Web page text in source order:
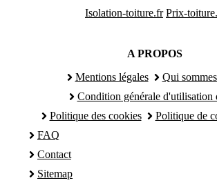
Isolation-toiture.fr Prix-
A PROPOS
Mentions légales
Qui
Condition générale d'utilisation
Politique des cookies
Politique de
FAQ
Contact
Sitemap